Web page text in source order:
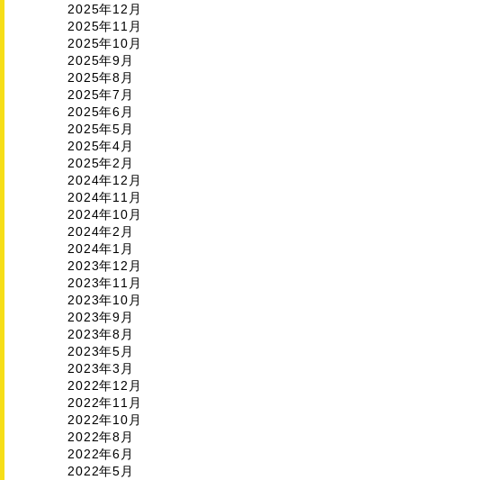
2025年12月
2025年11月
2025年10月
2025年9月
2025年8月
2025年7月
2025年6月
2025年5月
2025年4月
2025年2月
2024年12月
2024年11月
2024年10月
2024年2月
2024年1月
2023年12月
2023年11月
2023年10月
2023年9月
2023年8月
2023年5月
2023年3月
2022年12月
2022年11月
2022年10月
2022年8月
2022年6月
2022年5月